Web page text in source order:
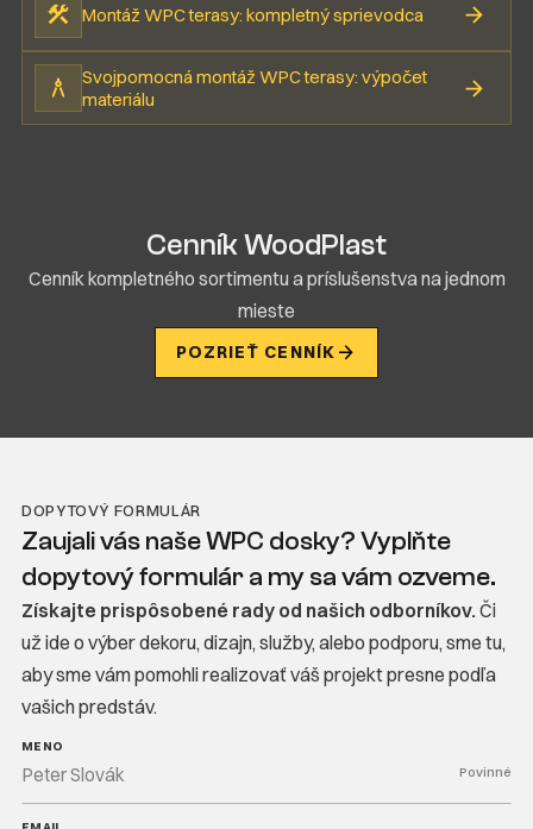
Montáž WPC terasy: kompletný sprievodca
Svojpomocná montáž WPC terasy: výpočet
materiálu
Cenník WoodPlast
Cenník kompletného sortimentu a príslušenstva na jednom
mieste
POZRIEŤ CENNÍK
DOPYTOVÝ FORMULÁR
Zaujali vás naše WPC dosky? Vyplňte
dopytový formulár a my sa vám ozveme.
Získajte prispôsobené rady od našich odborníkov. Či
už ide o výber dekoru, dizajn, služby, alebo podporu, sme tu,
aby sme vám pomohli realizovať váš projekt presne podľa
vašich predstáv.
MENO
Povinné